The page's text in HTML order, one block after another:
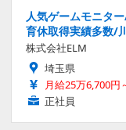
人気ゲームモニタ
育休取得実績多数/
株式会社ELM
埼玉県
月給25万6,700円
正社員